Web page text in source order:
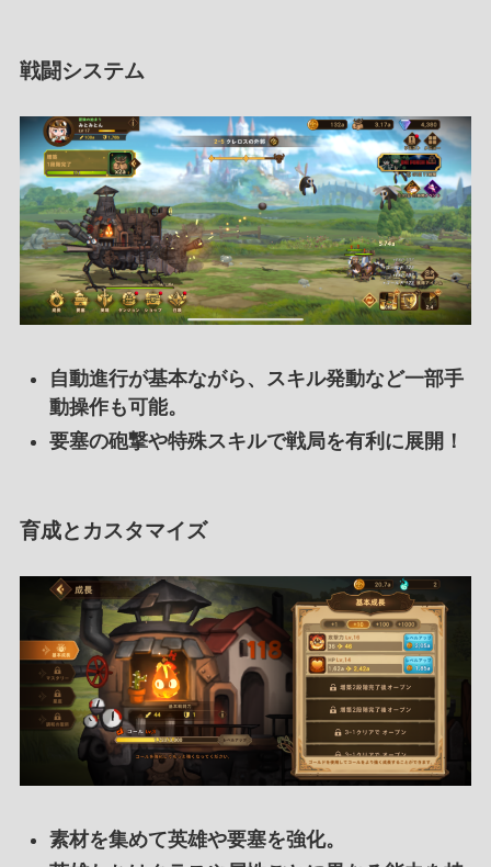
戦闘システム
自動進行が基本ながら、スキル発動など一部手
動操作も可能。
要塞の砲撃や特殊スキルで戦局を有利に展開！
育成とカスタマイズ
素材を集めて英雄や要塞を強化。